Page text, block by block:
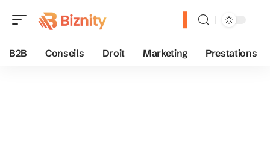
B2B Conseils Droit Marketing Prestations